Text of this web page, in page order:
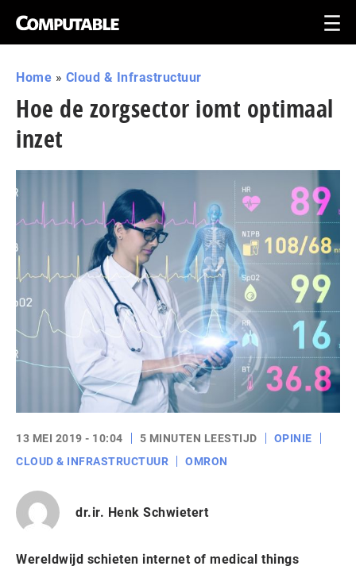
Home » Cloud & Infrastructuur
Hoe de zorgsector iomt optimaal
inzet
13 MEI 2019 - 10:04 5 MINUTEN LEESTIJD
OPINIE
CLOUD & INFRASTRUCTUUR
OMRON
dr.ir. Henk Schwietert
Wereldwijd schieten internet of medical things